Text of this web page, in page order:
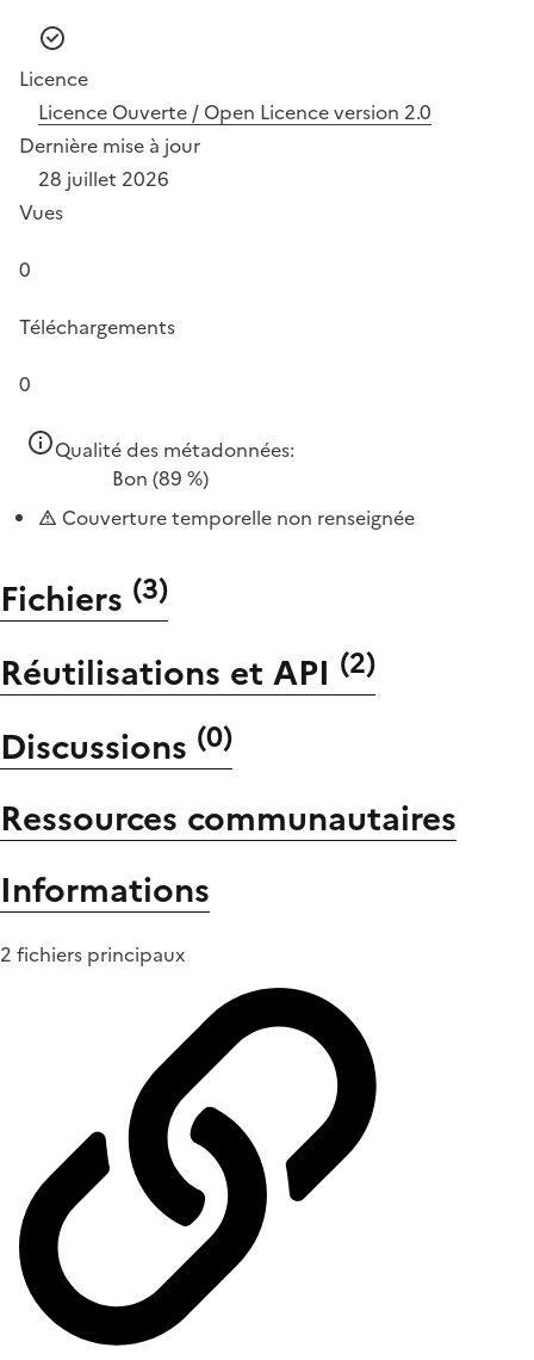
Licence
Licence Ouverte / Open Licence version 2.0
Dernière mise à jour
28 juillet 2026
Vues
0
Téléchargements
0
Qualité des métadonnées:
Bon (89 %)
Couverture temporelle non renseignée
Fichiers (3)
Réutilisations et API (2)
Discussions (0)
Ressources communautaires
Informations
2 fichiers principaux